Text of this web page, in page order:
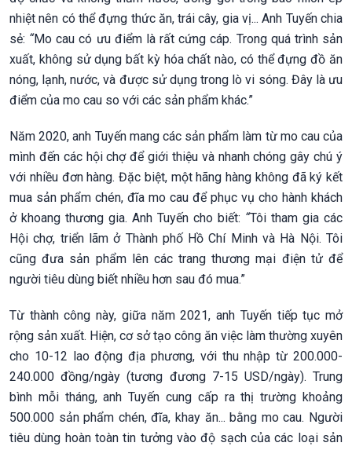
nhiệt nên có thể đựng thức ăn, trái cây, gia vị... Anh Tuyến chia
sẻ: “Mo cau có ưu điểm là rất cứng cáp. Trong quá trình sản
xuất, không sử dụng bất kỳ hóa chất nào, có thể đựng đồ ăn
nóng, lạnh, nước, và được sử dụng trong lò vi sóng. Đây là ưu
điểm của mo cau so với các sản phẩm khác.”
Năm 2020, anh Tuyến mang các sản phẩm làm từ mo cau của
mình đến các hội chợ để giới thiệu và nhanh chóng gây chú ý
với nhiều đơn hàng. Đặc biệt, một hãng hàng không đã ký kết
mua sản phẩm chén, đĩa mo cau để phục vụ cho hành khách
ở khoang thương gia. Anh Tuyến cho biết: “Tôi tham gia các
Hội chợ, triển lãm ở Thành phố Hồ Chí Minh và Hà Nội. Tôi
cũng đưa sản phẩm lên các trang thương mại điện tử để
người tiêu dùng biết nhiều hơn sau đó mua.”
Từ thành công này, giữa năm 2021, anh Tuyến tiếp tục mở
rộng sản xuất. Hiện, cơ sở tạo công ăn việc làm thường xuyên
cho 10-12 lao động địa phương, với thu nhập từ 200.000-
240.000 đồng/ngày (tương đương 7-15 USD/ngày). Trung
bình mỗi tháng, anh Tuyến cung cấp ra thị trường khoảng
500.000 sản phẩm chén, đĩa, khay ăn... bằng mo cau. Người
tiêu dùng hoàn toàn tin tưởng vào độ sạch của các loại sản